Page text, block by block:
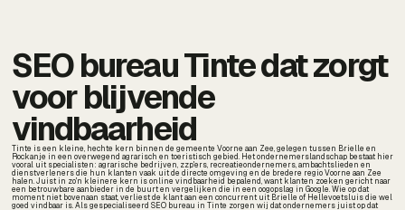
SEO bureau Tinte dat zorgt
voor blijvende
vindbaarheid
Tinte is een kleine, hechte kern binnen de gemeente Voorne aan Zee, gelegen tussen Brielle en
Rockanje in een overwegend agrarisch en toeristisch gebied. Het ondernemerslandschap bestaat hier
vooral uit specialisten: agrarische bedrijven, zzp'ers, recreatieondernemers, ambachtslieden en
dienstverleners die hun klanten vaak uit de directe omgeving en de bredere regio Voorne aan Zee
halen. Juist in zo'n kleinere kern is online vindbaarheid bepalend, want klanten zoeken gericht naar
een betrouwbare aanbieder in de buurt en vergelijken die in een oogopslag in Google. Wie op dat
moment niet bovenaan staat, verliest de klant aan een concurrent uit Brielle of Hellevoetsluis die wel
goed vindbaar is. Als gespecialiseerd SEO bureau in Tinte zorgen wij dat ondernemers juist op dat